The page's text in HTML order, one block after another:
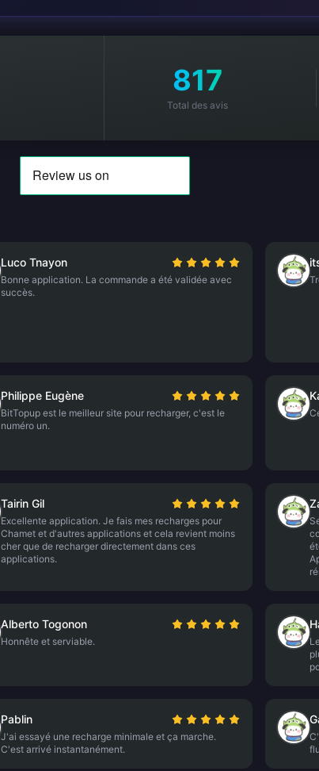
817
Total des avis
Luco Tnayon
Bonne application. La commande a été validée avec
succès.
Philippe Eugène
BitTopup est le meilleur site pour recharger, c'est le
numéro un.
Tairin Gil
Excellente application. Je fais mes recharges pour
Chamet et d'autres applications et cela revient moins
cher que de recharger directement dans ces
applications.
Alberto Togonon
Honnête et serviable.
Pablin
J'ai essayé une recharge minimale et ça marche.
C'est arrivé instantanément.